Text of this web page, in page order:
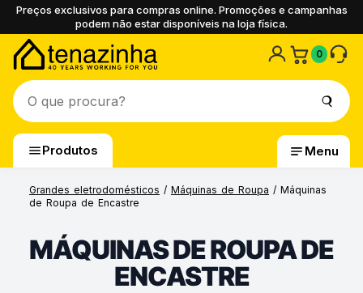
Preços exclusivos para compras online. Promoções e campanhas
podem não estar disponíveis na loja física.
0
Produtos Menu
Grandes eletrodomésticos / Máquinas de Roupa / Máquinas
de Roupa de Encastre
MÁQUINAS DE ROUPA DE
ENCASTRE